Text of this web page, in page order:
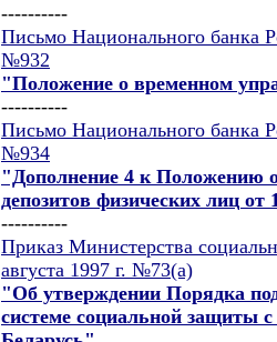
----------
Письмо Национального банка
№932
"Положение о временном
----------
Письмо Национального банка
№934
"Дополнение 4 к Положению
депозитов физических лиц от
----------
Приказ Министерства
августа 1997 г. №73(а)
"Об утверждении Порядка
системе социальной защиты